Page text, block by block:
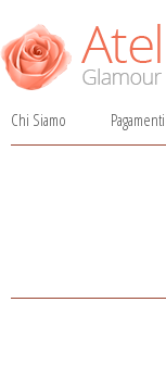
Chi Siamo Pagamenti